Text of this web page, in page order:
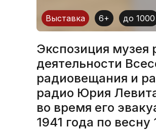
Выставка 6+ до 1000
Экспозиция музея
деятельности
радиовещания и
радио Юрия
во время его
1941 года по весну